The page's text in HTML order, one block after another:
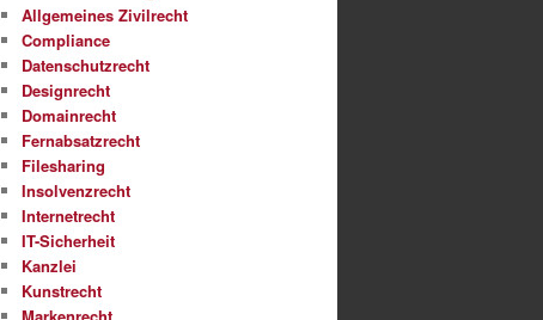
Allgemeines Zivilrecht
Compliance
Datenschutzrecht
Designrecht
Domainrecht
Fernabsatzrecht
Filesharing
Insolvenzrecht
Internetrecht
IT-Sicherheit
Kanzlei
Kunstrecht